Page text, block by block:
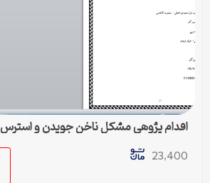
اقدام پژوهی مشکل ناخن جویدن و استرس
23,400